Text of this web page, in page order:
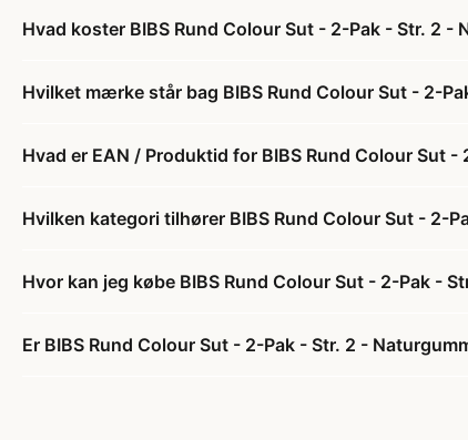
Hvad koster BIBS Rund Colour Sut - 2-Pak - Str. 2 -
Hvilket mærke står bag BIBS Rund Colour Sut - 2-
Hvad er EAN / Produktid for BIBS Rund Colour Sut
Hvilken kategori tilhører BIBS Rund Colour Sut - 2-
Hvor kan jeg købe BIBS Rund Colour Sut - 2-Pak -
Er BIBS Rund Colour Sut - 2-Pak - Str. 2 -